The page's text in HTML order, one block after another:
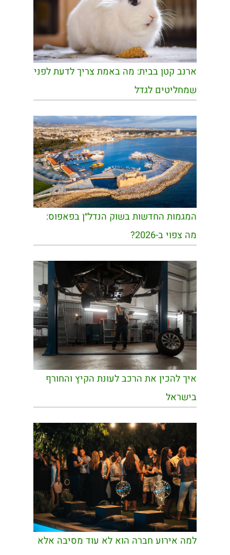
ארנב קטן בבית: מה באמת צריך לדעת לפני
שמחליטים לגדל
המגמות החדשות בשוק הנדל״ן בפאפוס:
מה צפוי ב-2026?
איך להכין את הרכב לעונת הקיץ והחורף
בישראל
למה אירוע חברה הוא לא עוד מסיבה אלא